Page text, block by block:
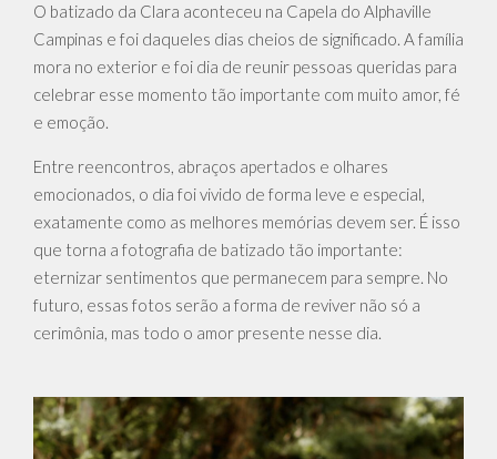
O batizado da Clara aconteceu na Capela do Alphaville
Campinas e foi daqueles dias cheios de significado. A família
mora no exterior e foi dia de reunir pessoas queridas para
celebrar esse momento tão importante com muito amor, fé
e emoção.
Entre reencontros, abraços apertados e olhares
emocionados, o dia foi vivido de forma leve e especial,
exatamente como as melhores memórias devem ser. É isso
que torna a fotografia de batizado tão importante:
eternizar sentimentos que permanecem para sempre. No
futuro, essas fotos serão a forma de reviver não só a
cerimônia, mas todo o amor presente nesse dia.